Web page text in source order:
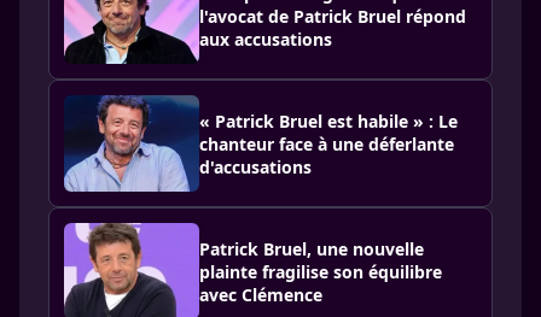
l'avocat de Patrick Bruel répond
aux accusations
« Patrick Bruel est habile » : Le
chanteur face à une déferlante
d'accusations
Patrick Bruel, une nouvelle
plainte fragilise son équilibre
avec Clémence